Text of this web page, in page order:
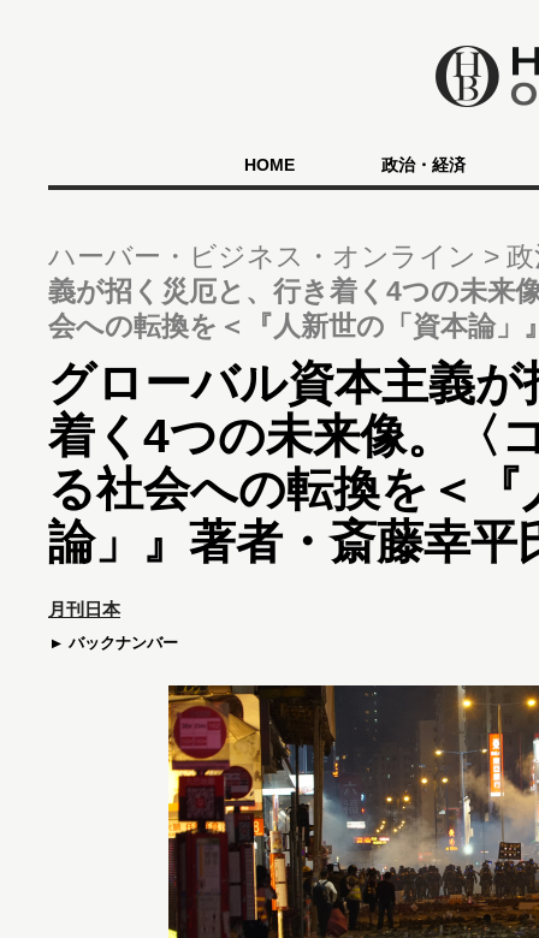
HOME 政治・経済
ハーバー・ビジネス・オンライン
義が招く災厄と、行き着く4つの未来
会への転換を＜『人新世の「資本論」
グローバル資本主義
着く4つの未来像。〈
る社会への転換を＜
論」』著者・斎藤幸平
月刊日本
バックナンバー